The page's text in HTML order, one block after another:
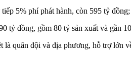
5% phí phát hành, còn 595 tỷ
tỷ đồng, gồm 80 tỷ sản xuất và gần
là quân đội và địa phương, hỗ trợ lớn